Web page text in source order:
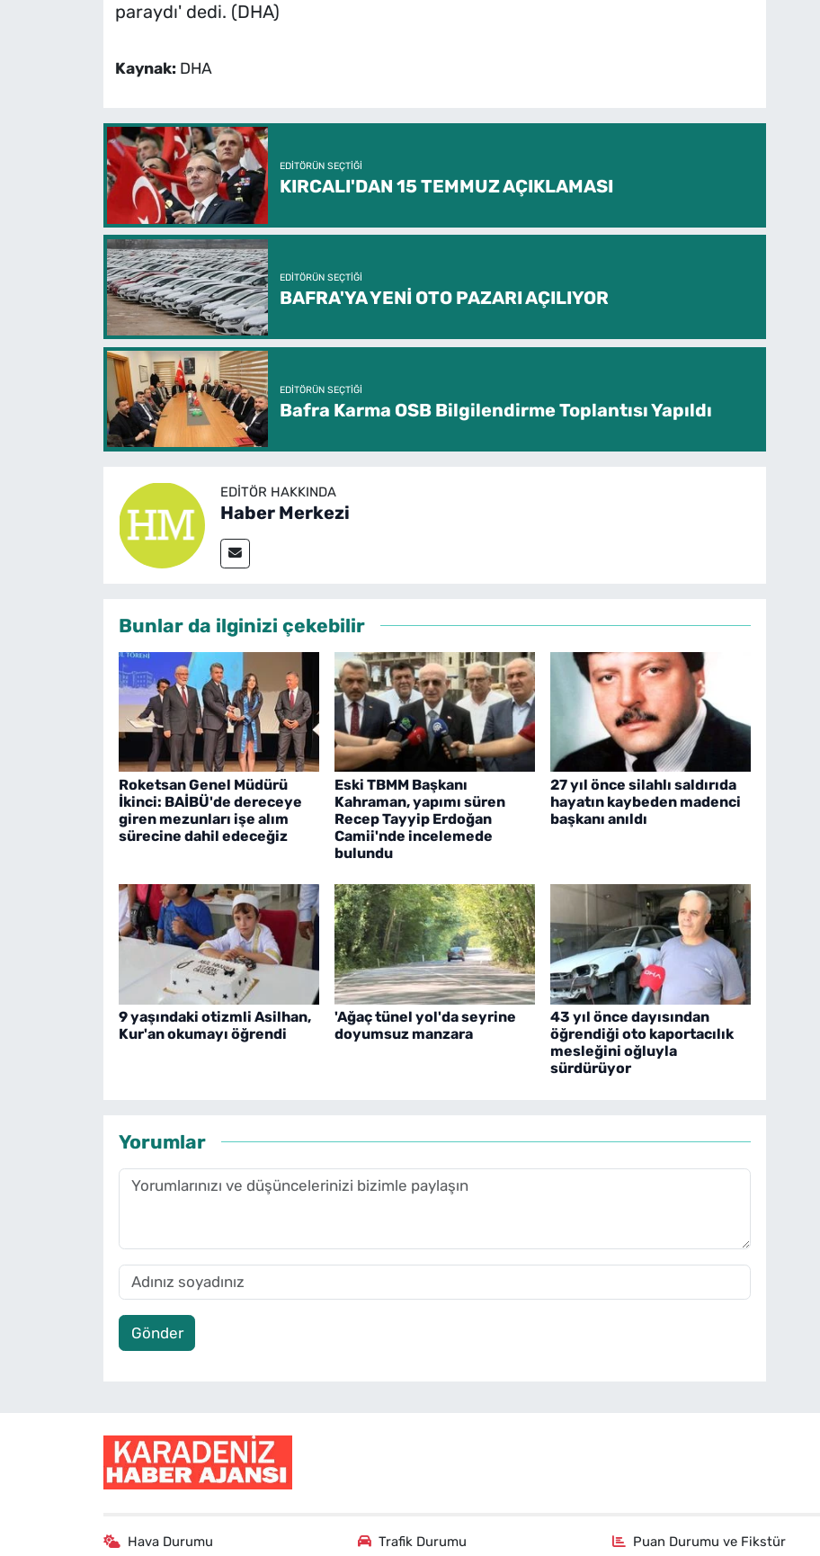
paraydı' dedi. (DHA)
Kaynak: DHA
EDITÖRÜN SEÇTIĞI
KIRCALI'DAN 15 TEMMUZ AÇIKLAMASI
EDITÖRÜN SEÇTIĞI
BAFRA'YA YENİ OTO PAZARI AÇILIYOR
EDITÖRÜN SEÇTIĞI
Bafra Karma OSB Bilgilendirme Toplantısı Yapıldı
EDITÖR HAKKINDA
Haber Merkezi
Bunlar da ilginizi çekebilir
Roketsan Genel Müdürü
İkinci: BAİBÜ'de dereceye
giren mezunları işe alım
sürecine dahil edeceğiz
Eski TBMM Başkanı
Kahraman, yapımı süren
Recep Tayyip Erdoğan
Camii'nde incelemede
bulundu
27 yıl önce silahlı saldırıda
hayatın kaybeden madenci
başkanı anıldı
9 yaşındaki otizmli Asilhan,
Kur'an okumayı öğrendi
'Ağaç tünel yol'da seyrine
doyumsuz manzara
43 yıl önce dayısından
öğrendiği oto kaportacılık
mesleğini oğluyla
sürdürüyor
Yorumlar
Gönder
Hava Durumu Trafik Durumu Puan Durumu ve Fikstür